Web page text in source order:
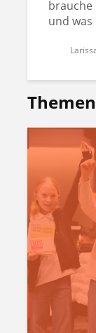
brauche
und was